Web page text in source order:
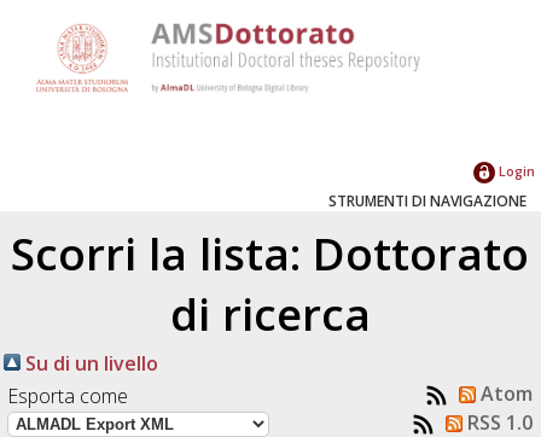
Login
STRUMENTI DI NAVIGAZIONE
Scorri la lista: Dottorato
di ricerca
Su di un livello
Esporta come
Atom
RSS 1.0